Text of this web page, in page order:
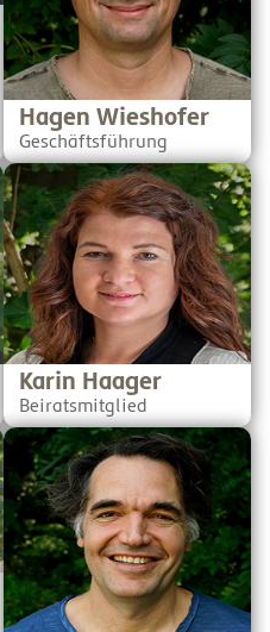
beschäftigte. Beim Lernen
mit seiner Tochter kam ihm
die Idee zu SchuBu und dort
ist er jetzt für das ganze
technische Zeugs zuständig.
Hagen Wieshofer
Geschäftsführung
Karin ist Entrepreneurin und
Jurymitglied
österreichischer und
deutscher
Innovationsförderungen. Sie
weiß wo es lang geht und
durch ihrer Expertise
entgehen ihr keine Fehler
oder Ungereimtheiten im
Businessplan.
Karin Haager
Beiratsmitglied
Lev und Hagen sind die
Architekten von SchuBu. Lev
ist Experte für spiel-
basiertes Lernen,
Gamedesigner und
Lehrbeauftragter an
österreichischen
Hochschulen. Er ist das
Mastermind hinter vielen
SchuBu-Spielen und